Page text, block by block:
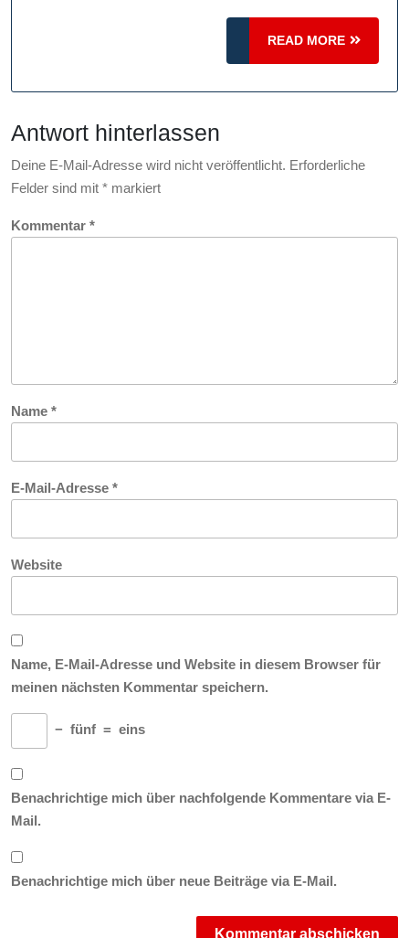
Detailgetreue
Sammlerstücke
READ MORE
READ
MORE
Antwort hinterlassen
Deine E-Mail-Adresse wird nicht veröffentlicht. Erforderliche
Felder sind mit * markiert
Kommentar *
Name *
E-Mail-Adresse *
Website
Name, E-Mail-Adresse und Website in diesem Browser für
meinen nächsten Kommentar speichern.
− fünf = eins
Benachrichtige mich über nachfolgende Kommentare via E-
Mail.
Benachrichtige mich über neue Beiträge via E-Mail.